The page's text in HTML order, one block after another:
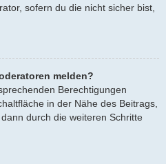
sofern du die nicht sicher bist,
melden?
Berechtigungen
in der Nähe des Beitrags,
durch die weiteren Schritte